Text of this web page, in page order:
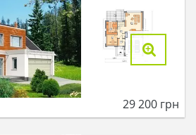
29 200 грн